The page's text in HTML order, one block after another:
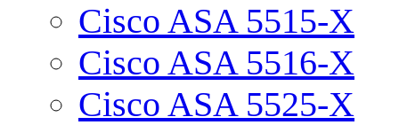
Cisco ASA 5515-X
Cisco ASA 5516-X
Cisco ASA 5525-X